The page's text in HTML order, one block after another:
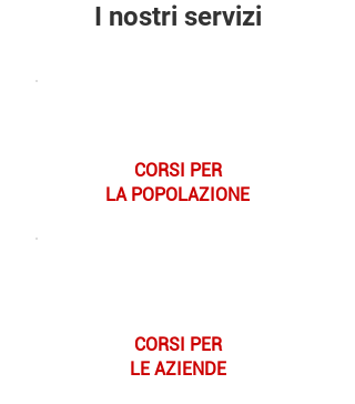
I nostri servizi
CORSI PER
LA POPOLAZIONE
CORSI PER
LE AZIENDE